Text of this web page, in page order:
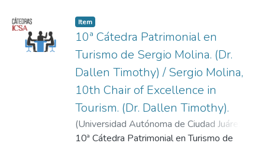
Administración (ICSA) de la Universidad
Autónoma de Ciudad Juárez (UACJ). 7 de
noviembre del 2018
Maestro Alonso Morares Muños (Director
del Instituto de Ciencias Sociales y
Admiración)
Doctora Blanca lidia Márquez Miramontes
(Jefa del departamento de Ciencias
Administrativas)
Item
10ª Cátedra Patrimonial en
Turismo de Sergio Molina. (Dr.
Dallen Timothy) / Sergio Molina,
10th Chair of Excellence in
Tourism. (Dr. Dallen Timothy).
(Universidad Autónoma de Ciudad Juárez
2018-11-08)Universidad Autónoma de
10ª Cátedra Patrimonial en Turismo de